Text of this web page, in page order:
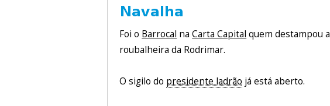
Foi o Barrocal naCarta Capital quem destampou a
roubalheira da Rodrimar.
O sigilo do presidente ladrão já está aberto.